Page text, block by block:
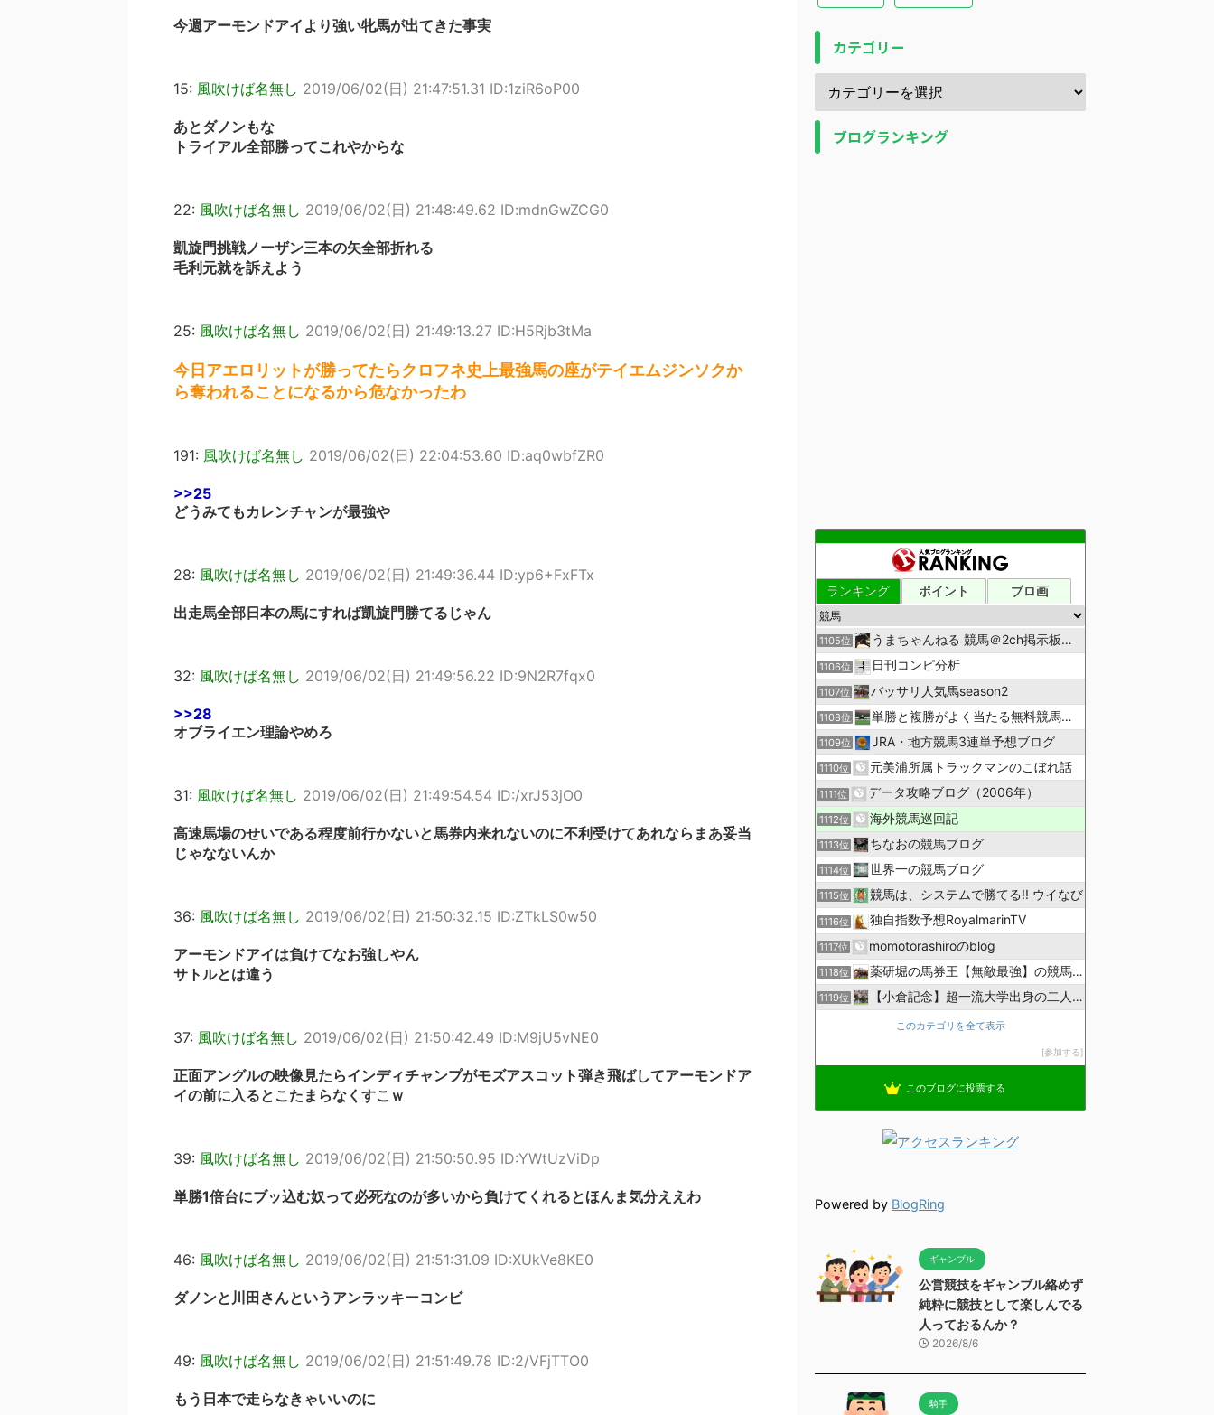
今週アーモンドアイより強い牝馬が出てきた事実
15: 風吹けば名無し 2019/06/02(日) 21:47:51.31 ID:1ziR6oP00
あとダノンもな
トライアル全部勝ってこれやからな
22: 風吹けば名無し 2019/06/02(日) 21:48:49.62 ID:mdnGwZCG0
凱旋門挑戦ノーザン三本の矢全部折れる
毛利元就を訴えよう
25: 風吹けば名無し 2019/06/02(日) 21:49:13.27 ID:H5Rjb3tMa
今日アエロリットが勝ってたらクロフネ史上最強馬の座がテイエムジンソクか
ら奪われることになるから危なかったわ
191: 風吹けば名無し 2019/06/02(日) 22:04:53.60 ID:aq0wbfZR0
>>25
どうみてもカレンチャンが最強や
28: 風吹けば名無し 2019/06/02(日) 21:49:36.44 ID:yp6+FxFTx
出走馬全部日本の馬にすれば凱旋門勝てるじゃん
32: 風吹けば名無し 2019/06/02(日) 21:49:56.22 ID:9N2R7fqx0
>>28
オブライエン理論やめろ
31: 風吹けば名無し 2019/06/02(日) 21:49:54.54 ID:/xrJ53jO0
高速馬場のせいである程度前行かないと馬券内来れないのに不利受けてあれならまあ妥当
じゃなないんか
36: 風吹けば名無し 2019/06/02(日) 21:50:32.15 ID:ZTkLS0w50
アーモンドアイは負けてなお強しやん
サトルとは違う
37: 風吹けば名無し 2019/06/02(日) 21:50:42.49 ID:M9jU5vNE0
正面アングルの映像見たらインディチャンプがモズアスコット弾き飛ばしてアーモンドア
イの前に入るとこたまらなくすこｗ
39: 風吹けば名無し 2019/06/02(日) 21:50:50.95 ID:YWtUzViDp
単勝1倍台にブッ込む奴って必死なのが多いから負けてくれるとほんま気分ええわ
46: 風吹けば名無し 2019/06/02(日) 21:51:31.09 ID:XUkVe8KE0
ダノンと川田さんというアンラッキーコンビ
49: 風吹けば名無し 2019/06/02(日) 21:51:49.78 ID:2/VFjTTO0
もう日本で走らなきゃいいのに
カテゴリー
ブログランキング
ランキング ポイント ブロ画
1105位 うまちゃんねる 競馬＠2ch掲示板まとめ
1106位 日刊コンピ分析
1107位 バッサリ人気馬season2
1108位 単勝と複勝がよく当たる無料競馬予想ブログ
1109位 JRA・地方競馬3連単予想ブログ
1110位 元美浦所属トラックマンのこぼれ話
1111位 データ攻略ブログ（2006年）
1112位 海外競馬巡回記
1113位 ちなおの競馬ブログ
1114位 世界一の競馬ブログ
1115位 競馬は、システムで勝てる!! ウイなび
1116位 独自指数予想RoyalmarinTV
1117位 momotorashiroのblog
1118位 薬研堀の馬券王【無敵最強】の競馬予想
1119位 【小倉記念】超一流大学出身の二人で理論競馬
このカテゴリを全て表示
参加する
このブログに投票する
Powered by BlogRing
ギャンブル
公営競技をギャンブル絡めず
純粋に競技として楽しんでる
人っておるんか？
2026/8/6
騎手